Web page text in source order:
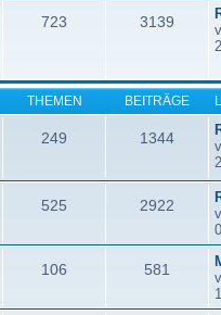
723 3139
THEMEN BEITRÄGE
249 1344
525 2922
106 581